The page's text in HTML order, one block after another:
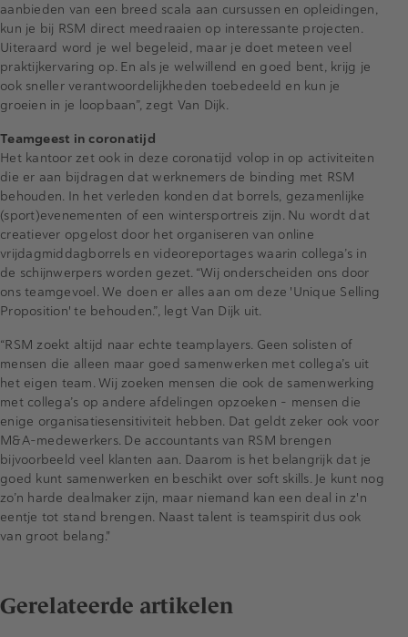
aanbieden van een breed scala aan cursussen en opleidingen,
kun je bij RSM direct meedraaien op interessante projecten.
Uiteraard word je wel begeleid, maar je doet meteen veel
praktijkervaring op. En als je welwillend en goed bent, krijg je
ook sneller verantwoordelijkheden toebedeeld en kun je
groeien in je loopbaan”, zegt Van Dijk.
Teamgeest in coronatijd
Het kantoor zet ook in deze coronatijd volop in op activiteiten
die er aan bijdragen dat werknemers de binding met RSM
behouden. In het verleden konden dat borrels, gezamenlijke
(sport)evenementen of een wintersportreis zijn. Nu wordt dat
creatiever opgelost door het organiseren van online
vrijdagmiddagborrels en videoreportages waarin collega’s in
de schijnwerpers worden gezet. “Wij onderscheiden ons door
ons teamgevoel. We doen er alles aan om deze 'Unique Selling
Proposition' te behouden.”, legt Van Dijk uit.
“RSM zoekt altijd naar echte teamplayers. Geen solisten of
mensen die alleen maar goed samenwerken met collega’s uit
het eigen team. Wij zoeken mensen die ook de samenwerking
met collega’s op andere afdelingen opzoeken - mensen die
enige organisatiesensitiviteit hebben. Dat geldt zeker ook voor
M&A-medewerkers. De accountants van RSM brengen
bijvoorbeeld veel klanten aan. Daarom is het belangrijk dat je
goed kunt samenwerken en beschikt over soft skills. Je kunt nog
zo’n harde dealmaker zijn, maar niemand kan een deal in z'n
eentje tot stand brengen. Naast talent is teamspirit dus ook
van groot belang."
Gerelateerde artikelen